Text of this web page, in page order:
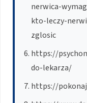
nerwica-
kto-leczy-
zglosic
https://
do-lekarza/
https://